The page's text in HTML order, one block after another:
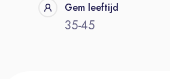
Gem leeftijd
35-45